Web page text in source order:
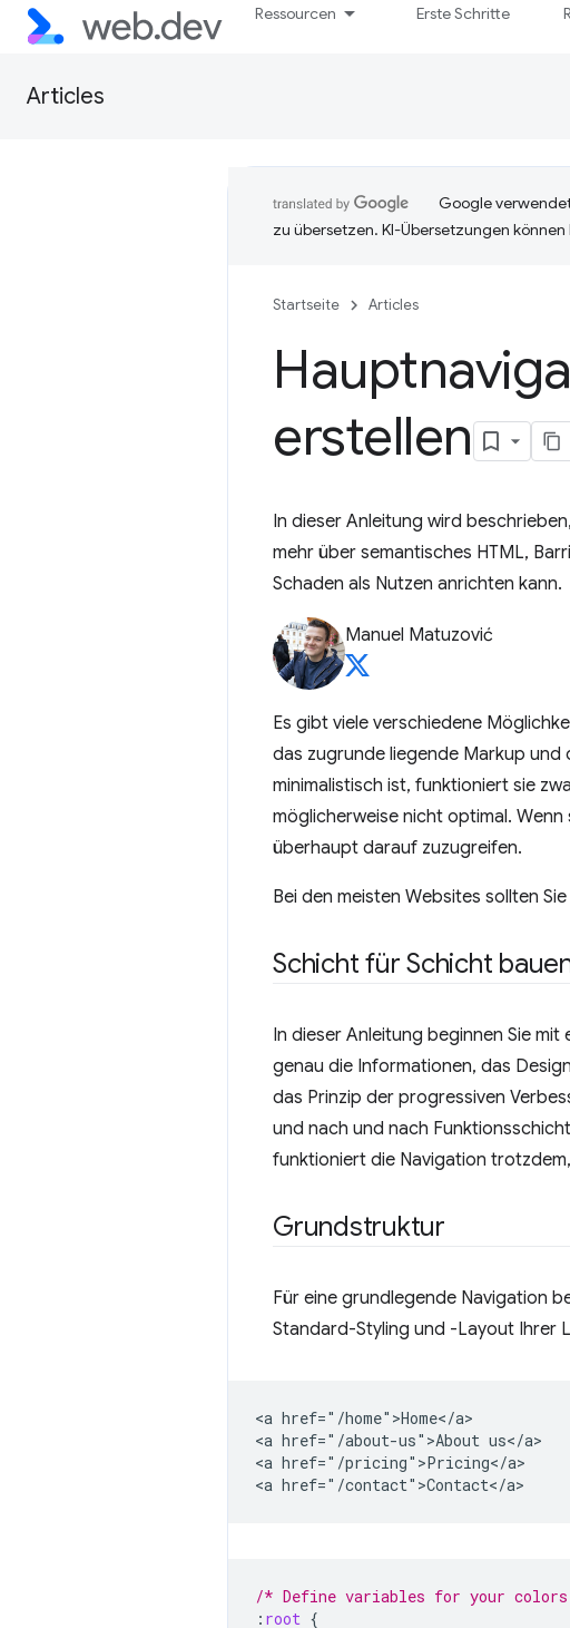
Ressourcen Erste Schritte
Articles
Google
zu übersetzen. KI-Übersetzungen
Startseite Articles
erstellen
In dieser Anleitung wird
mehr über semantisches HTML,
Schaden als Nutzen anrichten kann.
Manuel Matuzović
Es gibt viele verschiedene
das zugrunde liegende Markup und
minimalistisch ist, funktioniert sie
möglicherweise nicht optimal.
überhaupt darauf zuzugreifen.
Bei den meisten Websites sollten
Schicht für Schicht
In dieser Anleitung beginnen Sie
genau die Informationen, das
das Prinzip der progressiven
und nach und nach
funktioniert die Navigation
Grundstruktur
Für eine grundlegende Navigation
Standard-Styling und -Layout Ihrer
<a href="/home">Home</a>
<a href="/about-us">About us</a>
<a href="/pricing">Pricing</a>
/* Define variables for your
: root {